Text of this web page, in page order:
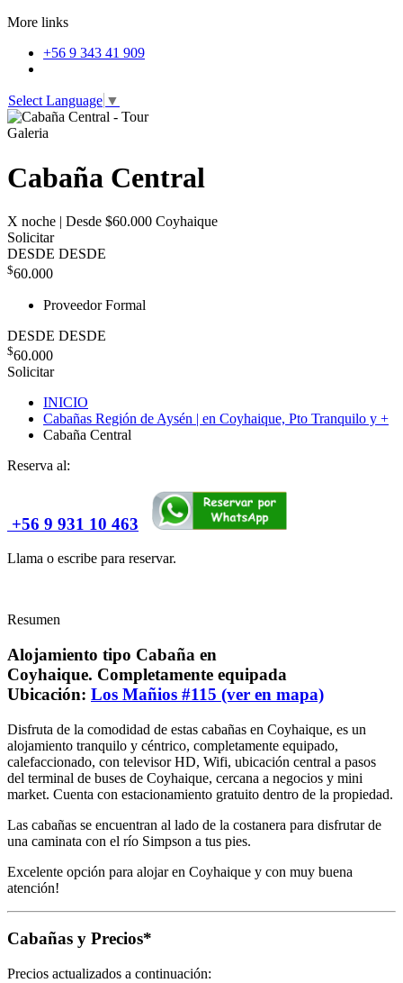
More links
+56 9 343 41 909
Select Language ▼
Galeria
Cabaña Central
X noche | Desde $60.000 Coyhaique
Solicitar
DESDE DESDE
$60.000
Proveedor Formal
DESDE DESDE
$60.000
Solicitar
INICIO
Cabañas Región de Aysén | en Coyhaique, Pto Tranquilo y +
Cabaña Central
Reserva al:
+56 9 931 10 463
Llama o escribe para reservar.
Resumen
Alojamiento tipo Cabaña en
Coyhaique. Completamente equipada
Ubicación: Los Mañios #115 (ver en mapa)
Disfruta de la comodidad de estas cabañas en Coyhaique, es un
alojamiento tranquilo y céntrico, completamente equipado,
calefaccionado, con televisor HD, Wifi, ubicación central a pasos
del terminal de buses de Coyhaique, cercana a negocios y mini
market. Cuenta con estacionamiento gratuito dentro de la propiedad.
Las cabañas se encuentran al lado de la costanera para disfrutar de
una caminata con el río Simpson a tus pies.
Excelente opción para alojar en Coyhaique y con muy buena
atención!
Cabañas y Precios*
Precios actualizados a continuación: